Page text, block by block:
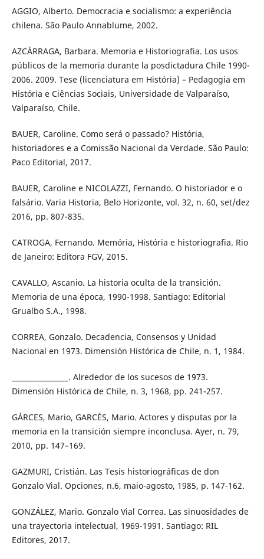
AGGIO, Alberto. Democracia e socialismo: a experiência
chilena. São Paulo Annablume, 2002.
AZCÁRRAGA, Barbara. Memoria e Historiografia. Los usos
públicos de la memoria durante la posdictadura Chile 1990-
2006. 2009. Tese (licenciatura em História) – Pedagogia em
História e Ciências Sociais, Universidade de Valparaíso,
Valparaíso, Chile.
BAUER, Caroline. Como será o passado? História,
historiadores e a Comissão Nacional da Verdade. São Paulo:
Paco Editorial, 2017.
BAUER, Caroline e NICOLAZZI, Fernando. O historiador e o
falsário. Varia Historia, Belo Horizonte, vol. 32, n. 60, set/dez
2016, pp. 807-835.
CATROGA, Fernando. Memória, História e historiografia. Rio
de Janeiro: Editora FGV, 2015.
CAVALLO, Ascanio. La historia oculta de la transición.
Memoria de una época, 1990-1998. Santiago: Editorial
Grualbo S.A., 1998.
CORREA, Gonzalo. Decadencia, Consensos y Unidad
Nacional en 1973. Dimensión Histórica de Chile, n. 1, 1984.
________________. Alrededor de los sucesos de 1973.
Dimensión Histórica de Chile, n. 3, 1968, pp. 241-257.
GÁRCES, Mario, GARCÉS, Mario. Actores y disputas por la
memoria en la transición siempre inconclusa. Ayer, n. 79,
2010, pp. 147–169.
GAZMURI, Cristián. Las Tesis historiográficas de don
Gonzalo Vial. Opciones, n.6, maio-agosto, 1985, p. 147-162.
GONZÁLEZ, Mario. Gonzalo Vial Correa. Las sinuosidades de
una trayectoria intelectual, 1969-1991. Santiago: RIL
Editores, 2017.